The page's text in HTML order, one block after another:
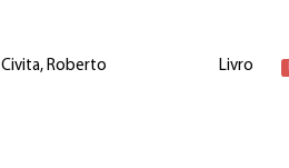
Civita, Roberto Livro